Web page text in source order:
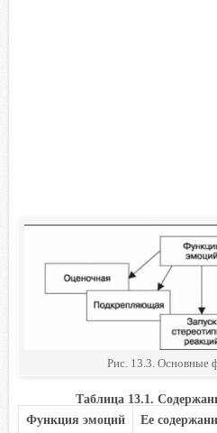
Рис. 13.3. Основные
Таблица 13.1.
Функция эмоций
Ее